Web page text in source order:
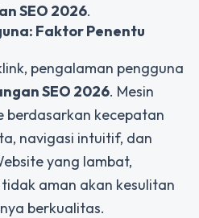
SEO 2026.
Faktor Penentu
pengalaman pengguna
SEO 2026. Mesin
berdasarkan kecepatan
navigasi intuitif, dan
yang lambat,
aman akan kesulitan
berkualitas.